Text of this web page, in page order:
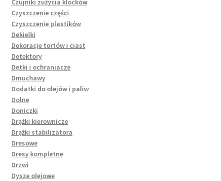
Czyszczenie części
Czyszczenie plastików
Dekielki
Dekoracje tortów i ciast
Detektory
Dętki i ochraniacze
Dmuchawy
Dodatki do olejów i paliw
Dolne
Doniczki
Drążki kierownicze
Drążki stabilizatora
Dresowe
Dresy kompletne
Drzwi
Dysze olejowe